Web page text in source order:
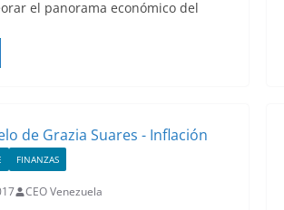
el panorama económico del
FINANZAS
CEO Venezuela